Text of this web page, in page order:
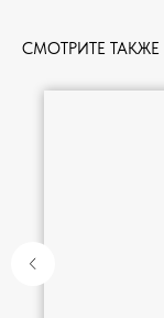
СМОТРИТЕ ТАКЖЕ